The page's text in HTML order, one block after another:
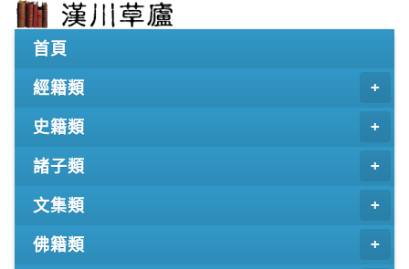
首頁
經籍類
史籍類
諸子類
文集類
佛籍類